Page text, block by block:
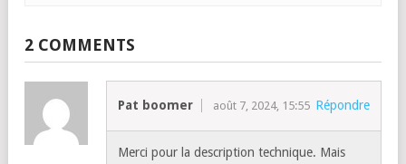
2 COMMENTS
Pat boomer août 7, 2024, 15:55 Répondre
Merci pour la description technique. Mais